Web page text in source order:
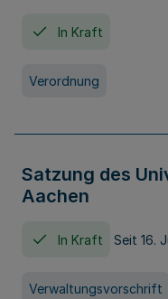
In Kraft
Verordnung
Satzung des
Aachen
In Kraft Seit 16.
Verwaltungsvorschrift